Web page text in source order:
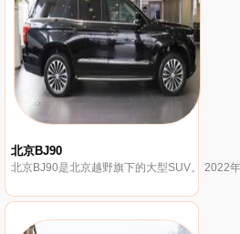
北京BJ90
北京BJ90是北京越野旗下的大型SUV。 2022